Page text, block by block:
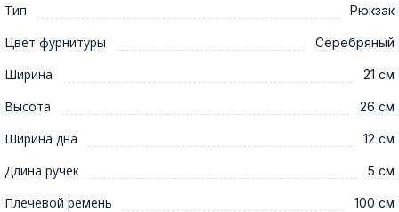
Тип Рюкзак
Цвет фурнитуры Серебряный
Ширина 21 см
Высота 26 см
Ширина дна 12 см
Длина ручек 5 см
Плечевой ремень 100 см